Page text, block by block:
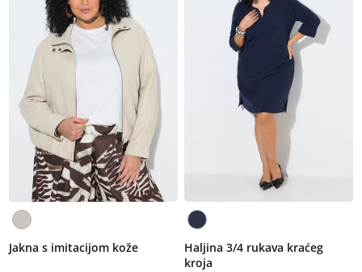
Jakna s imitacijom kože
Haljina 3/4 rukava kraćeg
kroja